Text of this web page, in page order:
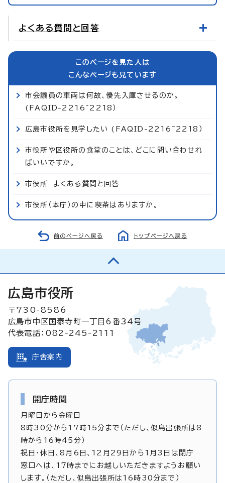
よくある質問と回答
このページを見た人は
こんなページも見ています
市会議員の車両は何故、優先入庫させるのか。
(FAQID-2216~2218）
広島市役所を見学したい (FAQID-2216~2218）
市役所や区役所の食堂のことは、どこに問い合わせれ
ばいいですか。
市役所 よくある質問と回答
市役所（本庁）の中に喫茶はありますか。
前のページへ戻る トップページへ戻る
広島市役所
〒730-8586
広島市中区国泰寺町一丁目6番34号
代表電話：082-245-2111
庁舎案内
開庁時間
月曜日から金曜日
8時30分から17時15分まで（ただし、似島出張所は8
時から16時45分）
祝日・休日、8月6日、12月29日から1月3日は閉庁
窓口へは、17時までにお越しいただきますようお願い
します。（ただし、似島出張所は16時30分まで）